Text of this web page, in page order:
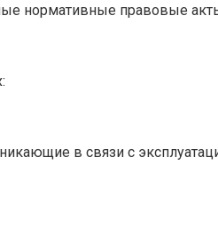
нормативные правовые
в связи с